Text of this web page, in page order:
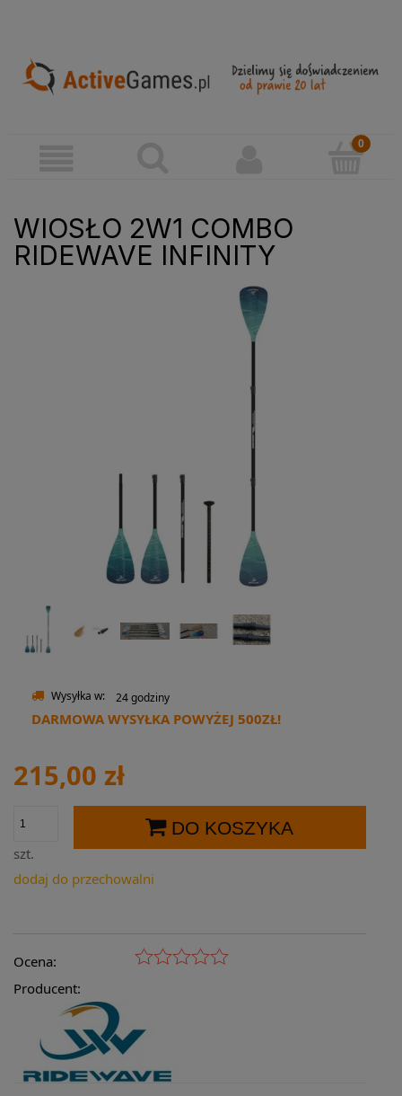
WIOSŁO 2W1 COMBO
RIDEWAVE INFINITY
Wysyłka w: 24 godziny
DARMOWA WYSYŁKA POWYŻEJ 500ZŁ!
215,00 zł
szt.
DO KOSZYKA
dodaj do przechowalni
Ocena:
Producent: